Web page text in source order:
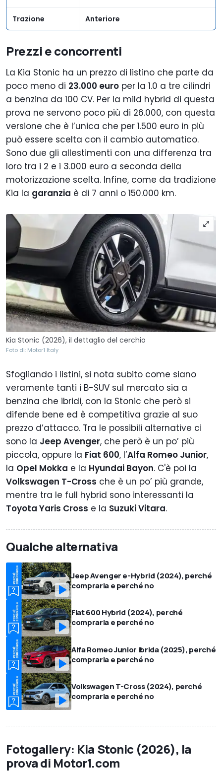
Trazione Anteriore
Prezzi e concorrenti
La Kia Stonic ha un prezzo di listino che parte da
poco meno di 23.000 euro per la 1.0 a tre cilindri
a benzina da 100 CV. Per la mild hybrid di questa
prova ne servono poco più di 26.000, con questa
versione che è l’unica che per 1.500 euro in più
può essere scelta con il cambio automatico.
Sono due gli allestimenti con una differenza tra
loro tra i 2 e i 3.000 euro a seconda della
motorizzazione scelta. Infine, come da tradizione
Kia la garanzia è di 7 anni o 150.000 km.
Kia Stonic (2026), il dettaglio del cerchio
Foto di: Motor1 Italy
Sfogliando i listini, si nota subito come siano
veramente tanti i B-SUV sul mercato sia a
benzina che ibridi, con la Stonic che però si
difende bene ed è competitiva grazie al suo
prezzo d’attacco. Tra le possibili alternative ci
sono la Jeep Avenger, che però è un po’ più
piccola, oppure la Fiat 600, l’Alfa Romeo Junior,
la Opel Mokka e la Hyundai Bayon. C'è poi la
Volkswagen T-Cross che è un po’ più grande,
mentre tra le full hybrid sono interessanti la
Toyota Yaris Cross e la Suzuki Vitara.
Qualche alternativa
Jeep Avenger e-Hybrid (2024), perché
comprarla e perché no
Fiat 600 Hybrid (2024), perché
comprarla e perché no
Alfa Romeo Junior ibrida (2025), perché
comprarla e perché no
Volkswagen T-Cross (2024), perché
comprarla e perché no
Fotogallery: Kia Stonic (2026), la
prova di Motor1.com